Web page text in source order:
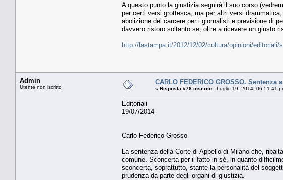
A questo punto la giustizia seguirà il suo corso
per certi versi grottesca, ma per altri versi
abolizione del carcere per i giornalisti e previsione di
davvero ristoro soltanto se, oltre a ricevere un giusto
http://lastampa.it/2012/12/02/cultura/opinioni/
Admin
Utente non iscritto
CARLO FEDERICO GROSSO. Sentenza
« Risposta #78 inserito:: Luglio 19, 2014, 06:51:41
Editoriali
19/07/2014
Carlo Federico Grosso
La sentenza della Corte di Appello di Milano che,
comune. Sconcerta per il fatto in sé, in quanto
sconcerta, soprattutto, stante la personalità del
prudenza da parte degli organi di giustizia.